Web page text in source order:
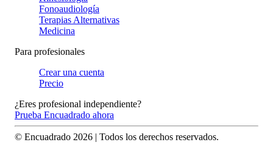
Fonoaudiología
Terapias Alternativas
Medicina
Para profesionales
Crear una cuenta
Precio
¿Eres profesional independiente?
Prueba Encuadrado ahora
© Encuadrado 2026 | Todos los derechos reservados.